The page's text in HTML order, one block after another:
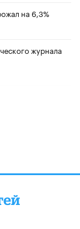
на 6,3%
журнала